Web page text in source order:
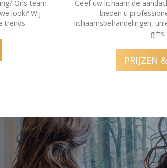
Ons team
look? Wij
trends.
Geef uw lichaam de
bieden u
lichaamsbehandelingen,
gifts.
PRIJZEN